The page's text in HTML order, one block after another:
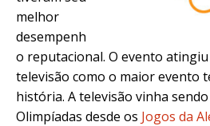
melhor
desempenh
o reputacional. O evento
televisão como o maior evento
história. A televisão vinha
Olimpíadas desde os Jogos da